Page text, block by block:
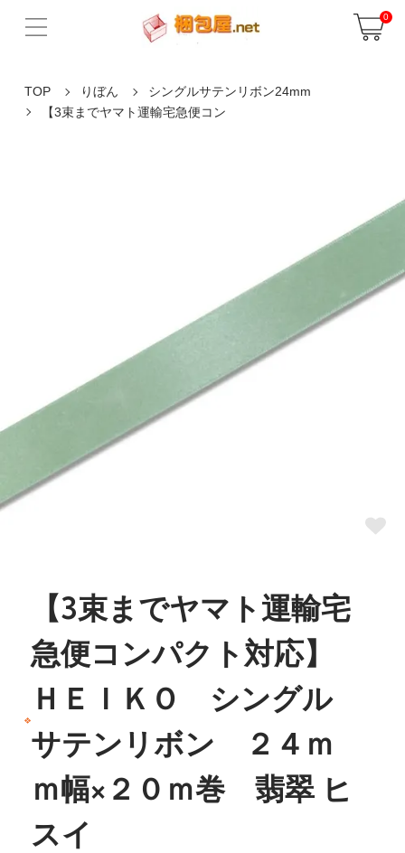
0
TOP りぼん
シングルサテンリボン24mm
【3束までヤマト運輸宅急便コン
【3束までヤマト運輸宅
急便コンパクト対応】
ＨＥＩＫＯ シングル
サテンリボン ２４ｍ
ｍ幅×２０ｍ巻 翡翠 ヒ
スイ